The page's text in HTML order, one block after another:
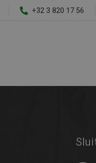
+32 3 820 17 56